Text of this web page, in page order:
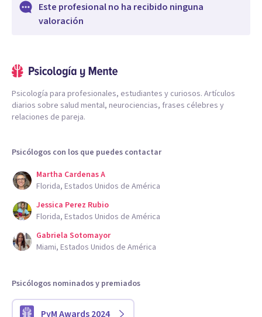
Este profesional no ha recibido ninguna
valoración
Psicología para profesionales, estudiantes y curiosos. Artículos
diarios sobre salud mental, neurociencias, frases célebres y
relaciones de pareja.
Psicólogos con los que puedes contactar
Martha Cardenas A
Florida, Estados Unidos de América
Jessica Perez Rubio
Florida, Estados Unidos de América
Gabriela Sotomayor
Miami, Estados Unidos de América
Psicólogos nominados y premiados
PyM Awards 2024